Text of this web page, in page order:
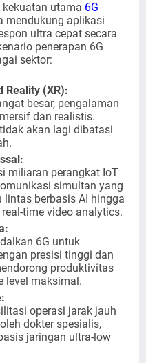
utama 6G
mendukung aplikasi
ultra cepat secara
penerapan 6G
sektor:
Reality (XR):
besar, pengalaman
dan realistis.
akan lagi dibatasi
miliaran perangkat IoT
simultan yang
berbasis AI hingga
time video analytics.
6G untuk
presisi tinggi dan
produktivitas
level maksimal.
operasi jarak jauh
dokter spesialis,
jaringan ultra-low